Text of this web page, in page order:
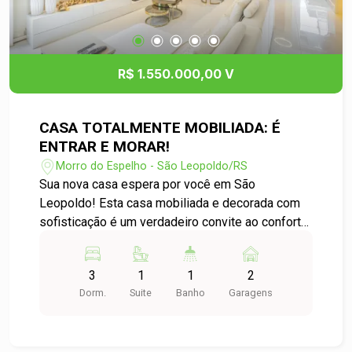
de grande fluxo e com alta visibilidade. Agende
uma visita e confira!
R$ 1.550.000,00 V
CASA TOTALMENTE MOBILIADA: É
ENTRAR E MORAR!
Morro do Espelho - São Leopoldo/RS
Sua nova casa espera por você em São
Leopoldo! Esta casa mobiliada e decorada com
sofisticação é um verdadeiro convite ao conforto
privativa, está localizada em um dos
condomínios mais desejados da cidade, perfeita
para quem busca praticidade, segurança e lazer.
3
Dorm.
1
Suite
1
Banho
2
Garagens